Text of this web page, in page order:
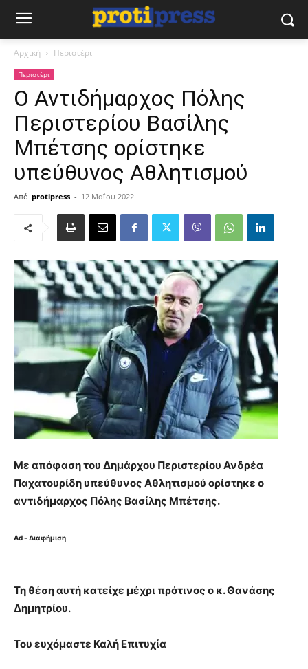
Αρχική Περιστέρι
Περιστέρι
Ο Αντιδήμαρχος Πόλης
Περιστερίου Βασίλης
Μπέτσης ορίστηκε
υπεύθυνος Αθλητισμού
Από protipress - 12 Μαΐου 2022
Με απόφαση του Δημάρχου Περιστερίου Ανδρέα
Παχατουρίδη υπεύθυνος Αθλητισμού ορίστηκε ο
αντιδήμαρχος Πόλης Βασίλης Μπέτσης.
Ad - Διαφήμιση
Τη θέση αυτή κατείχε μέχρι πρότινος ο κ. Θανάσης
Δημητρίου.
Του ευχόμαστε Καλή Επιτυχία